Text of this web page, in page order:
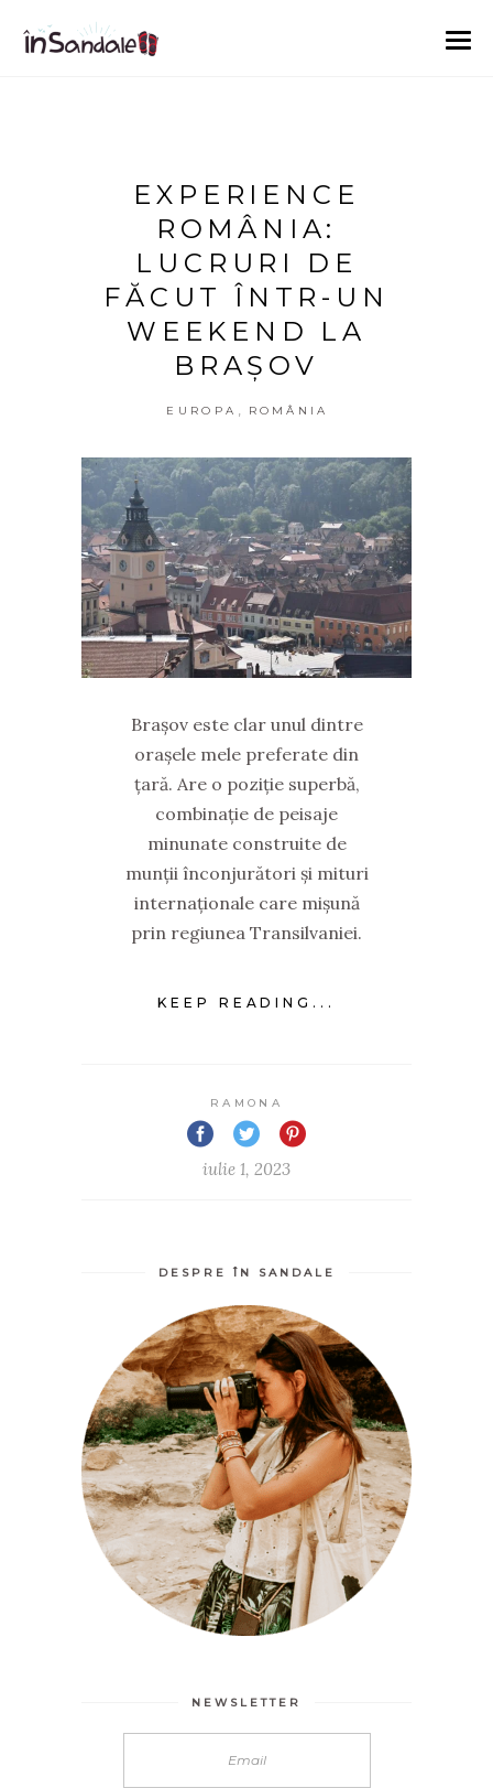
EXPERIENCE
ROMÂNIA:
LUCRURI DE
FĂCUT ÎNTR-UN
WEEKEND LA
BRAȘOV
EUROPA ROMÂNIA
Brașov este clar unul dintre
orașele mele preferate din
țară. Are o poziție superbă,
combinație de peisaje
minunate construite de
munții înconjurători și mituri
internaționale care mișună
prin regiunea Transilvaniei.
KEEP READING...
RAMONA
iulie 1, 2023
DESPRE ÎN SANDALE
NEWSLETTER